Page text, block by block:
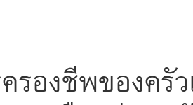
รองชีพของครั